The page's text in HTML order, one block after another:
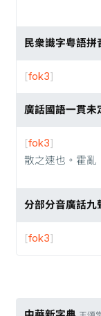
民衆識字粤語拼
[fok3]
廣話國語一貫未
[fok3]
散之速也。霍亂
分部分音廣話九
[fok3]